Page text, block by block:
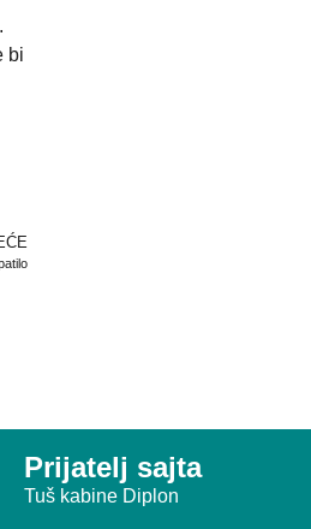
bi
Prijatelj sajta
Tuš kabine Diplon